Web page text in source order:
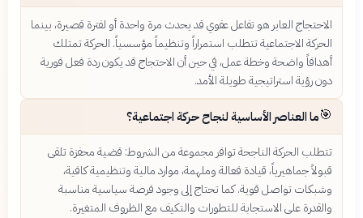
الاحتجاج العابر هو تفاعل عفوي قد يحدث مرة واحدة أو لفترة قصيرة، بينما
الحركة الاجتماعية تتطلب استمراراً وتنظيماً مؤسسياً. الحركة تمتلك
أهدافاً واضحة وخطة عمل، في حين أن الاحتجاج قد يكون ردة فعل فورية
دون رؤية استراتيجية طويلة الأمد.
🎯ما العناصر الأساسية لنجاح حركة اجتماعية؟
تتطلب الحركة الناجحة توافر مجموعة من الشروط: قضية محفزة تلقى
قبولاً جماهيرياً، قيادة فعالة وملهمة، موارد مالية وتنظيمية كافية،
وشبكات تواصل قوية. كما تحتاج إلى وجود فرصة سياسية مناسبة
والقدرة على الاستجابة للتطورات والتكيف مع الظروف المتغيرة.